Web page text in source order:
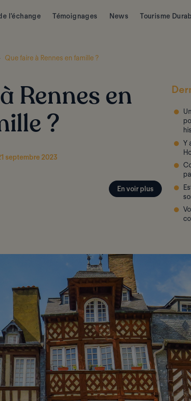
l'échange Témoignages News Tourisme
Que faire à Rennes en famille ?
Rennes en
?
septembre 2023
En voir plus
Y